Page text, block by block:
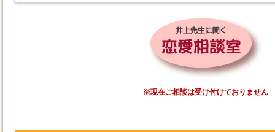
※現在ご相談は受け付けておりません